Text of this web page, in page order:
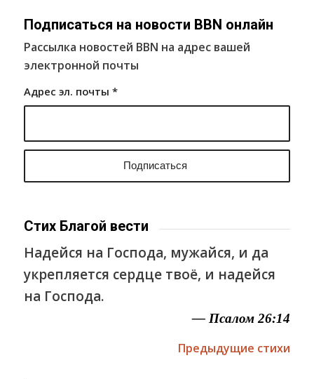
Подписаться на новости BBN онлайн
Рассылка новостей BBN на адрес вашей
электронной почты
Адрес эл. почты *
Стих Благой вести
Надейся на Господа, мужайся, и да
укрепляется сердце твоё, и надейся
на Господа.
— Псалом 26:14
Предыдущие стихи